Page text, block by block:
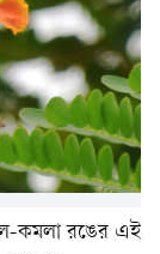
কমলা রঙের এই